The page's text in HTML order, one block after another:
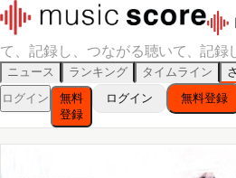
て、記録し、つながる聴いて、記録
ニュース ランキング タイムライン
ログイン
無料
登録
ログイン 無料登録